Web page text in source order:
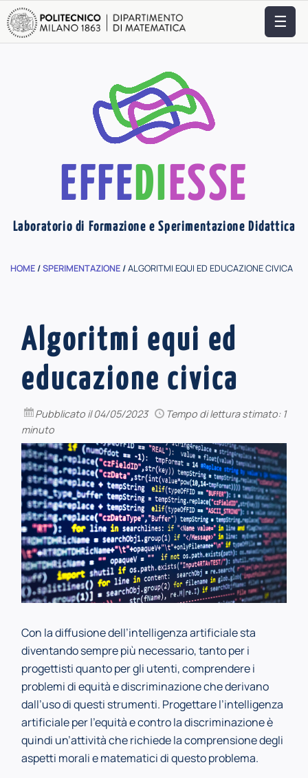
☰
EFFEDIESSE
Laboratorio di Formazione e Sperimentazione Didattica
HOME/SPERIMENTAZIONE/ALGORITMI EQUI ED EDUCAZIONE CIVICA
Algoritmi equi ed
educazione civica
Pubblicato il 04/05/2023
Tempo di lettura stimato: 1
minuto
Con la diffusione dell’intelligenza artificiale sta
diventando sempre più necessario,tanto per i
progettisti quanto per gli utenti, comprendere i
problemi di equità e discriminazione che derivano
dall’uso di questi strumenti. Progettare l’intelligenza
artificiale per l’equità e contro la discriminazione è
quindi un’attività che richiede la comprensione degli
aspetti morali e matematici di questo problema.